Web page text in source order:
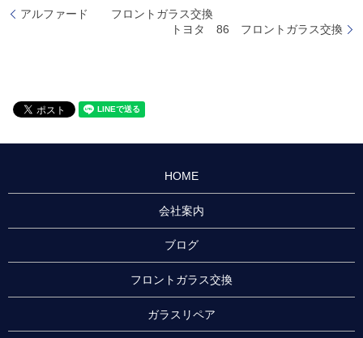
アルファード フロントガラス交換
トヨタ 86 フロントガラス交換
HOME
会社案内
ブログ
フロントガラス交換
ガラスリペア